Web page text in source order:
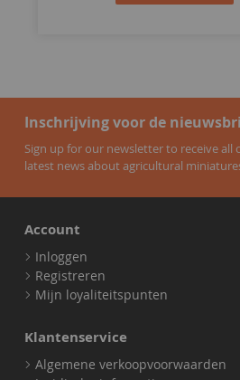
Inschrijving voor de
Sign up for our newsletter to receive all
latest news about agricultural
Account
Inloggen
Registreren
Mijn loyaliteitspunten
Klantenservice
Algemene verkoopvoorwaarden